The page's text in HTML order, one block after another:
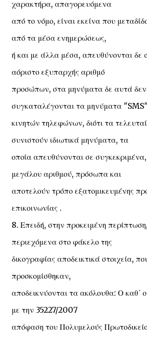
χαρακτήρα, απαγορευόμενα
από το νόμο, είναι εκείνα που
από τα μέσα ενημερώσεως,
ή και με άλλα μέσα, απευθύνονται δε
αόριστο εξυπαρχής αριθμό
προσώπων, στα μηνύματα δε αυτά δεν
συγκαταλέγονται τα μηνύματα
κινητών τηλεφώνων, διότι τα
συνιστούν ιδιωτικά μηνύματα, τα
οποία απευθύνονται σε
μεγάλου αριθμού, πρόσωπα και
αποτελούν τρόπο εξατομικευμένης
επικοινωνίας .
8. Επειδή, στην προκειμένη
περιεχόμενα στο φάκελο της
δικογραφίας αποδεικτικά στοιχεία,
προσκομίσθηκαν,
αποδεικνύονται τα ακόλουθα: Ο καθ΄
με την 35227/2007
απόφαση του Πολυμελούς